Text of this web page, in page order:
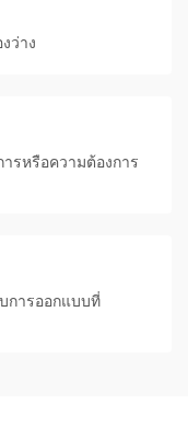
ว่าง
ารหรือความต้องการ
การออกแบบที่